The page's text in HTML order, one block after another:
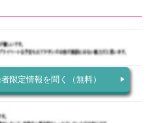
限定情報を聞く（無料）